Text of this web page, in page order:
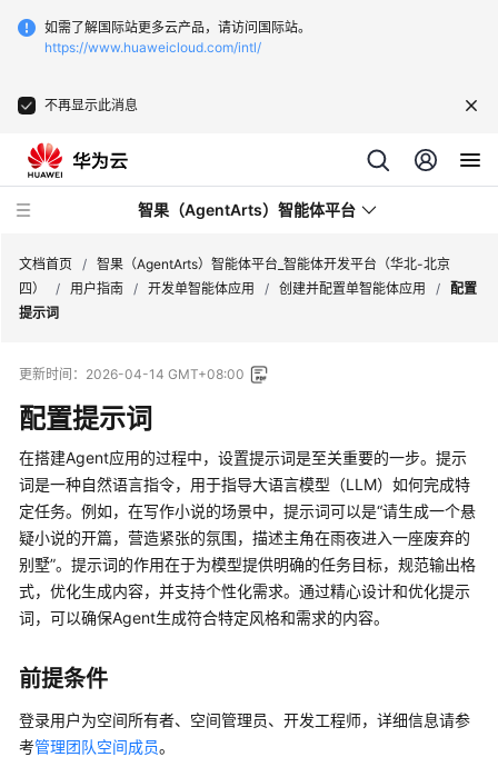
如需了解国际站更多云产品，请访问国际站。
https://www.huaweicloud.com/intl/
不再显示此消息
智果（AgentArts）智能体平台
动
态
产
品
介
绍
开
始
费
说
文档首页 / 智果（AgentArts）智能体平台_智能体开发平台（华北-北京
四）
/ 用户指南 / 开发单智能体应用 / 创建并配置单智能体应用 /
配置
提示词
更新时间： 2026-04-14 GMT+08:00
配置提示词
在搭建Agent应用的过程中，设置提示词是至关重要的一步。提示
词是一种自然语言指令，用于指导大语言模型（LLM）如何完成特
定任务。例如，在写作小说的场景中，提示词可以是“请生成一个悬
疑小说的开篇，营造紧张的氛围，描述主角在雨夜进入一座废弃的
别墅”。提示词的作用在于为模型提供明确的任务目标，规范输出格
式，优化生成内容，并支持个性化需求。通过精心设计和优化提示
词，可以确保Agent生成符合特定风格和需求的内容。
前提条件
登录用户为空间所有者、空间管理员、开发工程师，详细信息请参
考管理团队空间成员。